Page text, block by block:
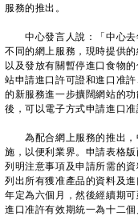
服務的推出。
中心發言人說：「中心去
不同的網上服務，現時提供
以及發放有關暫停進口食物
站申請進口許可證和進口准
的新服務進一步擴闊網站的
後，可以電子方式申請進口准
為配合網上服務的推出，
施，以便利業界。申請表格
列明注意事項及申請所需的
列出所有獲准產品的資料及
年定為六個月，然後經續期
進口准許有效期統一為十二